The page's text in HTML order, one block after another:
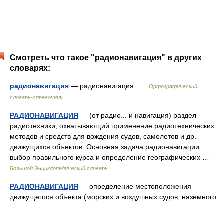
Смотреть что такое "радионавигация" в других
словарях:
радионавигация — радионавигация …
Орфографический
словарь-справочник
РАДИОНАВИГАЦИЯ — (от радио... и навигация) раздел
радиотехники, охватывающий применение радиотехнических
методов и средств для вождения судов, самолетов и др.
движущихся объектов. Основная задача радионавигации
выбор правильного курса и определение географических …
Большой Энциклопедический словарь
РАДИОНАВИГАЦИЯ — определение местоположения
движущегося объекта (морских и воздушных судов, наземного